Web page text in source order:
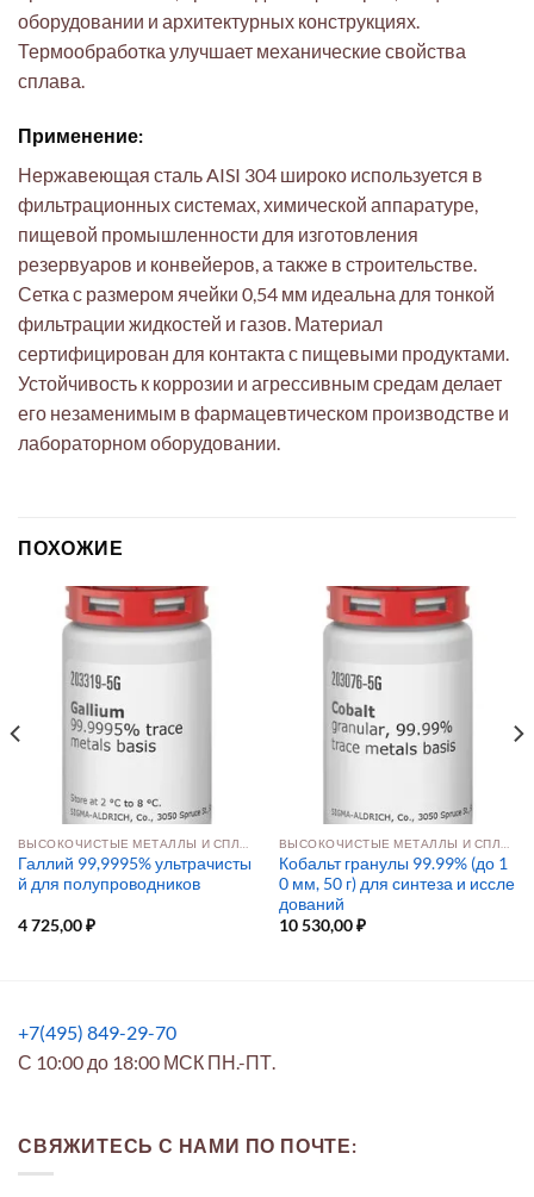
оборудовании и архитектурных конструкциях.
Термообработка улучшает механические свойства
сплава.
Применение:
Нержавеющая сталь AISI 304 широко используется в
фильтрационных системах, химической аппаратуре,
пищевой промышленности для изготовления
резервуаров и конвейеров, а также в строительстве.
Сетка с размером ячейки 0,54 мм идеальна для тонкой
фильтрации жидкостей и газов. Материал
сертифицирован для контакта с пищевыми продуктами.
Устойчивость к коррозии и агрессивным средам делает
его незаменимым в фармацевтическом производстве и
лабораторном оборудовании.
ПОХОЖИЕ
Галлий 99,9995% ультрачисты
й для полупроводников
4 725,00₽
Кобальт гранулы 99.99% (до 1
0 мм, 50 г) для синтеза и иссле
дований
10 530,00₽
+7(495) 849-29-70
С 10:00 до 18:00 МСК ПН.-ПТ.
СВЯЖИТЕСЬ С НАМИ ПО ПОЧТЕ: